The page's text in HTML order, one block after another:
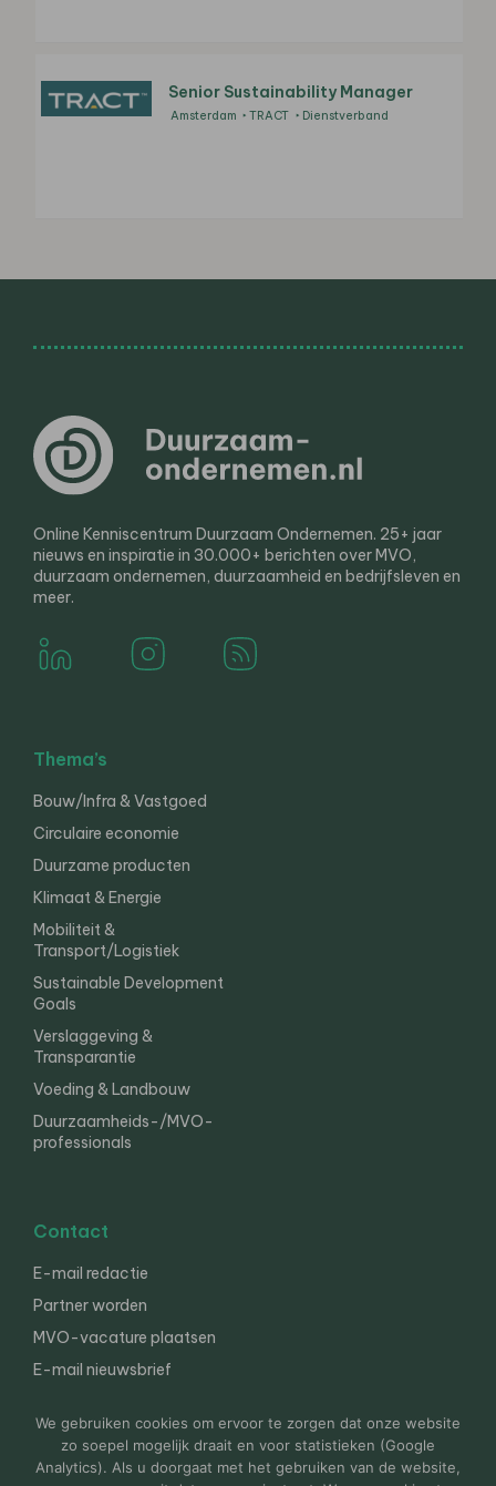
Senior Sustainability Manager
Amsterdam TRACT Dienstverband
Online Kenniscentrum Duurzaam Ondernemen. 25+ jaar
nieuws en inspiratie in 30.000+ berichten over MVO,
duurzaam ondernemen, duurzaamheid en bedrijfsleven en
meer.
Thema’s
Bouw/Infra & Vastgoed
Circulaire economie
Duurzame producten
Klimaat & Energie
Mobiliteit &
Transport/Logistiek
Sustainable Development
Goals
Verslaggeving &
Transparantie
Voeding & Landbouw
Duurzaamheids-/MVO-
professionals
Contact
E-mail redactie
Partner worden
MVO-vacature plaatsen
E-mail nieuwsbrief
We gebruiken cookies om ervoor te zorgen dat onze website
zo soepel mogelijk draait en voor statistieken (Google
Analytics). Als u doorgaat met het gebruiken van de website,